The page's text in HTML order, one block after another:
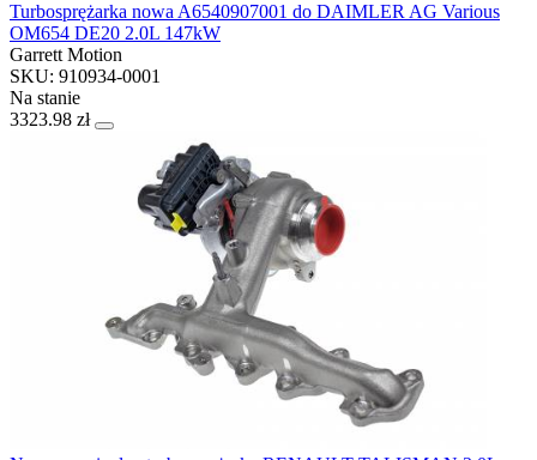
Turbosprężarka nowa A6540907001 do DAIMLER AG Various
OM654 DE20 2.0L 147kW
Garrett Motion
SKU: 910934-0001
Na stanie
3323.98 zł